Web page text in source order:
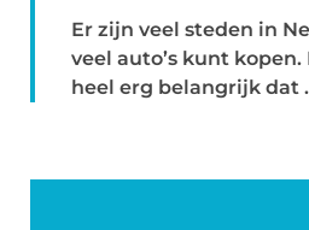
Er zijn veel steden in
veel auto’s kunt
heel erg belangrijk dat